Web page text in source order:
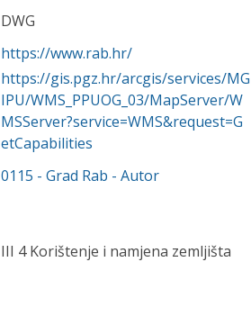
DWG
https://www.rab.hr/
https://gis.pgz.hr/arcgis/services/MG
IPU/WMS_PPUOG_03/MapServer/W
MSServer?service=WMS&request=G
etCapabilities
0115 -Grad Rab - Autor
III 4 Korištenje i namjena zemljišta